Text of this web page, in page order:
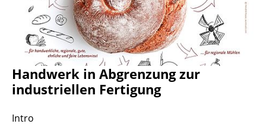
Handwerk in Abgrenzung zur
industriellen Fertigung
Intro